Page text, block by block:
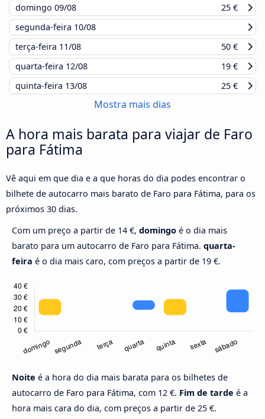
domingo 09/08
25 €
segunda-feira 10/08
terça-feira 11/08
50 €
quarta-feira 12/08
19 €
quinta-feira 13/08 25 €
Mostra mais dias
A hora mais barata para viajar de Faro
para Fátima
Vê aqui em que dia e a que horas do dia podes encontrar o
bilhete de autocarro mais barato de Faro para Fátima, para os
próximos 30 dias.
Com um preço a partir de 14 €, domingo é o dia mais
barato para um autocarro de Faro para Fátima. quarta-
feira é o dia mais caro, com preços a partir de 19 €.
Noite é a hora do dia mais barata para os bilhetes de
autocarro de Faro para Fátima, com 12 €. Fim de tarde é a
hora mais cara do dia, com preços a partir de 25 €.